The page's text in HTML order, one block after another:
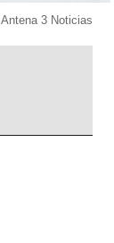
Antena 3 Noticias